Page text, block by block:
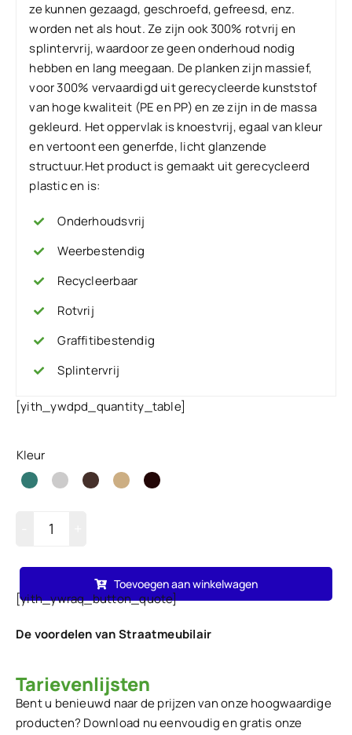
ze kunnen gezaagd, geschroefd, gefreesd, enz.
worden net als hout. Ze zijn ook 300% rotvrij en
splintervrij, waardoor ze geen onderhoud nodig
hebben en lang meegaan. De planken zijn massief,
voor 300% vervaardigd uit gerecycleerde kunststof
van hoge kwaliteit (PE en PP) en ze zijn in de massa
gekleurd. Het oppervlak is knoestvrij, egaal van kleur
en vertoont een generfde, licht glanzende
structuur.Het product is gemaakt uit gerecycleerd
plastic en is:
Onderhoudsvrij
Weerbestendig
Recycleerbaar
Rotvrij
Graffitibestendig
Splintervrij
[yith_ywdpd_quantity_table]
Kleur
Bloembak
Milano
hoeveelheid
Toevoegen aan winkelwagen
[yith_ywraq_button_quote]
De voordelen van Straatmeubilair
Tarievenlijsten
Bent u benieuwd naar de prijzen van onze hoogwaardige
producten? Download nu eenvoudig en gratis onze